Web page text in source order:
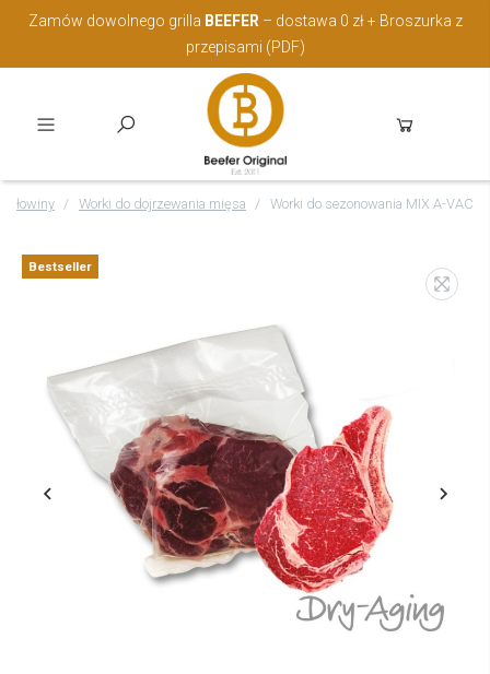
Zamów dowolnego grilla BEEFER – dostawa 0 zł + Broszurka z
przepisami (PDF)
Worki do dojrzewania mięsa Worki do sezonowania MIX A-VAC
Bestseller